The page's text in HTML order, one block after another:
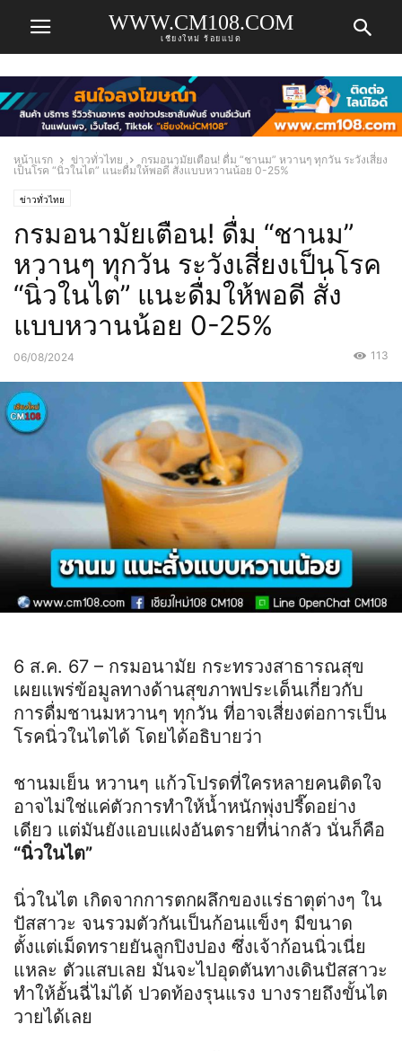
WWW.CM108.COM
เชียงใหม่ ร้อยแปด
หน้าแรก ข่าวทั่วไทย
กรมอนามัยเตือน! ดื่ม “ชานม” หวานๆ ทุกวัน ระวังเสี่ยง
เป็นโรค “นิ่วในไต” แนะดื่มให้พอดี สั่งแบบหวานน้อย 0-25%
ข่าวทั่วไทย
กรมอนามัยเตือน! ดื่ม “ชานม”
หวานๆ ทุกวัน ระวังเสี่ยงเป็นโรค
“นิ่วในไต” แนะดื่มให้พอดี สั่ง
แบบหวานน้อย 0-25%
06/08/2024 113
6 ส.ค. 67 – กรมอนามัย กระทรวงสาธารณสุข
เผยแพร่ข้อมูลทางด้านสุขภาพประเด็นเกี่ยวกับ
การดื่มชานมหวานๆ ทุกวัน ที่อาจเสี่ยงต่อการเป็น
โรคนิ่วในไตได้ โดยได้อธิบายว่า
ชานมเย็น หวานๆ แก้วโปรดที่ใครหลายคนติดใจ
อาจไม่ใช่แค่ตัวการทำให้น้ำหนักพุ่งปรี๊ดอย่าง
เดียว แต่มันยังแอบแฝงอันตรายที่น่ากลัว นั่นก็คือ
“นิ่วในไต”
นิ่วในไต เกิดจากการตกผลึกของแร่ธาตุต่างๆ ใน
ปัสสาวะ จนรวมตัวกันเป็นก้อนแข็งๆ มีขนาด
ตั้งแต่เม็ดทรายยันลูกปิงปอง ซึ่งเจ้าก้อนนิ่วเนี่ย
แหละ ตัวแสบเลย มันจะไปอุดตันทางเดินปัสสาวะ
ทำให้อั้นฉี่ไม่ได้ ปวดท้องรุนแรง บางรายถึงขั้นไต
วายได้เลย